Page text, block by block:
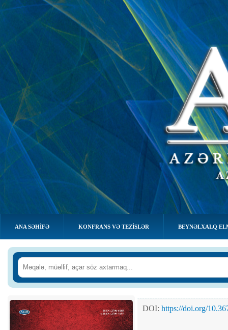
ANA SƏHIFƏ KONFRANS VƏ TEZİSLƏR BEYNƏLXALQ
DOI: https://doi.org/